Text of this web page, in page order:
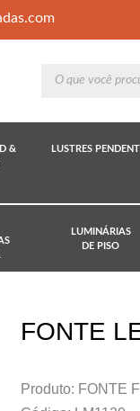
&
LUSTRES
LUMINÁRIAS
DE PISO
FONTE
Produto: FONTE